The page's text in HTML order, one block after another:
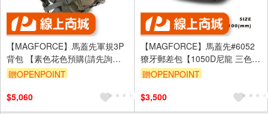
【MAGFORCE】馬蓋先軍規3P
背包 【素色花色預購(請先詢
問)】 雙肩包 戰術背包 軍用背包
贈OPENPOINT
$5,060
【MAGFORCE】馬蓋先#6052
獠牙郵差包【1050D尼龍 三色
布】 側背包 郵差包 單肩包 軍用
贈OPENPOINT
$3,500